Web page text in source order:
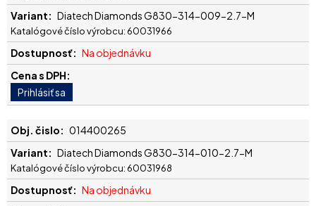
Diatech Diamonds G830-314-009-2.7-M
Katalógové číslo výrobcu: 60031966
Na objednávku
014400265
Diatech Diamonds G830-314-010-2.7-M
Katalógové číslo výrobcu: 60031968
Na objednávku